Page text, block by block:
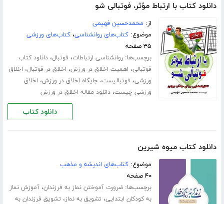
دانلود کتاب با ارتباط مؤثر، فوتبالی شو
از: محمدحسین فهیمی
موضوع:کتاب‌های روانشناسی،کتاب‌های ورزشی
۳۵ صفحه
برچسب‌ها:روانشناسی ارتباطات، فوتبال،دانلود کتاب
فوتبالی، اهمیت اخلاق در ورزش، اخلاق در فوتبال، اخلاق
ورزشی، فوتبالیست، جایگاه اخلاق در ورزش، اخلاق
ورزشی چیست،دانلود مقاله اخلاق در ورزش
دانلود کتاب
دانلود کتاب میوه شیرین
موضوع:کتاب‌های اندیشه و مذهب
۴۰ صفحه
برچسب‌ها:ضرورت آموختن نماز به فرزندان،آموزش نماز
به کودکان ابتدایی، تشویق به نماز، تشویق فرزندان به